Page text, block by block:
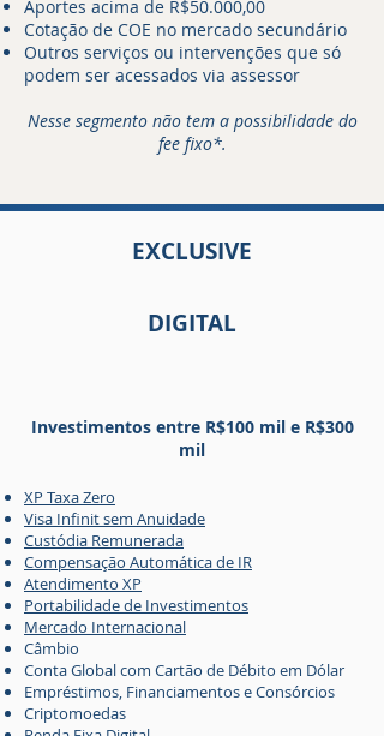
Aportes acima de R$50.000,00
Cotação de COE no mercado secundário
Outros serviços ou intervenções que só
podem ser acessados via assessor
Nesse segmento não tem a possibilidade do
fee fixo*.
EXCLUSIVE
DIGITAL
Investimentos entre R$100 mil e R$300
mil
XP Taxa Zero
Visa Infinit sem Anuidade
Custódia Remunerada
Compensação Automática de IR
Atendimento XP
Portabilidade de Investimentos
Mercado Internacional
Câmbio
Conta Global com Cartão de Débito em Dólar
Empréstimos, Financiamentos e Consórcios​
Criptomoedas